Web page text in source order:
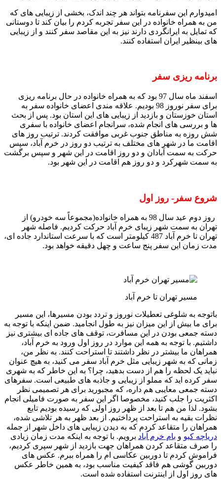
امیدوارم این سفرنامه بتواند هر چند اندک، بخشی از زیبایی های که
من به همراه خانواده در این سفر تجربه کردم را بیان کند تا دوستانی
که تمایل به ایرانگردی دارند نیز به این مقاصد سفر کنند و از زیبایی
های بینظیر ایران استفاده کنند.
برنامه ریزی سفر
اسفند ماه سال 97 بود که به همراه خانواده در حال برنامه ریزی
برای سفر نوروز 98 بودیم. علاقه مندی اعضای خانواده سفر به
استان خوزستان و بازدید از زیبایی های این استان بود. پس از بحث
ها و بررسی های انجام شده، سرانجام اعضای خانواده با سفری
شش روزه به مناطق جنوب غربی موافقت کردند. ترتیب روز های
اقامت ما در شهر های مختلف به ترتیب دو روز در خرم آباد، سپس
حرکت به سمت آبادان و دو روز اقامت در این شهر و سپس برگشت
به سمت شهرکرد و دو روز هم اقامت در این شهر بود.
شروع سفر- روز اول
روز دوم عید سال 98 به همراه خانواده(مجموعاً سه خودرو) از
تهران به سمت شهر زیبای خرم آباد حرکت کردیم. فاصله شهر
تهران تا خرم آباد 487 کیلومتر است که با سرعت استاندارد جاده ای،
مدت زمان این سفر پنج ساعت و چهل دقیقه خواهد بود.
مسیر تهران تا خرم آباد
باتوجه به شلوغی تعطیلات نوروز و تردد بودن مسیرها، این مسیر
برای ما بیش از این میزان نیز به طول انجامید. ضمن اینکه با توجه به
دسته جمعی بودن در این مسافرت، توقف های جاده ای بیشتری نیز
داشتیم. با توجه به همه این موارد در روز اول ورود به خرم آباد،
همراهان ما بیشتر در نظر داشتند تا استراحت کنند. به نظر من،
زمانی که به شهر زیبایی مثل خرم آباد سفر می کنید، به هیچ عنوان
نباید یک لحظه را هم از دست بدهید، چرا؟ به این خاطر که به شهری
سفر کرده اید که مملو از زیبایی و جاذبه های طبیعی است. سفرهای
دسته جمعی معایبی هم داره، که مجبورید برای هر تصمیمی نظر
اکثریت را جلب کنید، مخصوصا اگر این سفر به صورت فامیلی انجام
بشود. لذا من هم تا بعد از ظهر روز اولی که رسیده بودیم تابع
نظرات بقیه به استراحت پرداختیم. از بعد ظهر به هر تلاشی شده،
همراهان را متقاعد کردم که به دیدن زیبایی های داخل شهر از جمله
دریاچه کیو و بام خرم آباد برویم. با توجه به اینکه مدت زمان زیادی
را صرف متقاعد کردن همراهان جهت بازدید از شهر سپری کردیم،
فراموش کردم تا دوربین عکاسی ام را همراه ببرم. عکس های
دوربین گوشی هم فاقد کیفیت مناسب بود، به همین خاطر عکس
های روز اول از اینترنت استفاده شده است.